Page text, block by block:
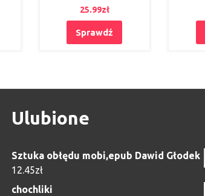
25.99zł
Sprawdź
Ulubione
Sztuka obłędu mobi,epub Dawid Głodek
12.45zł
chochliki